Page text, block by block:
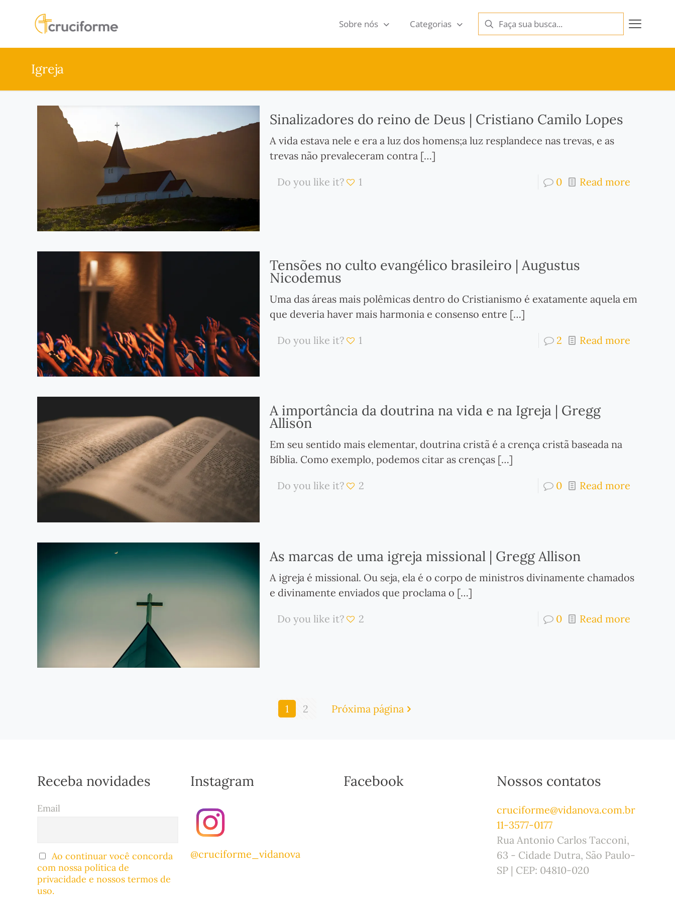
Sobre nós Categorias
Igreja
Sinalizadores do reino de Deus | Cristiano Camilo Lopes
A vida estava nele e era a luz dos homens;a luz resplandece nas trevas, e as
trevas não prevaleceram contra[…]
Do you like it? 1 0 Read more
Tensões no culto evangélico brasileiro | Augustus
Nicodemus
Uma das áreas mais polêmicas dentro do Cristianismo é exatamente aquela em
que deveria haver mais harmonia e consenso entre […]
Do you like it? 1 2 Read more
A importância da doutrina na vida e na Igreja | Gregg
Allison
Em seu sentido mais elementar, doutrina cristã é a crença cristã baseada na
Bíblia. Como exemplo, podemos citar as crenças[…]
Do you like it? 2 0 Read more
As marcas de uma igreja missional | Gregg Allison
A igreja é missional. Ou seja, ela é o corpo de ministros divinamente chamados
e divinamente enviados que proclama o […]
Do you like it? 2 0 Read more
1 2 Próxima página
Receba novidades
Email
Ao continuar você concorda
com nossa política de
privacidade e nossos termos de
uso.
Instagram
@cruciforme_vidanova
Facebook Nossos contatos
cruciforme@vidanova.com.br
11-3577-0177
Rua Antonio Carlos Tacconi,
63 - Cidade Dutra, São Paulo-
SP | CEP: 04810-020